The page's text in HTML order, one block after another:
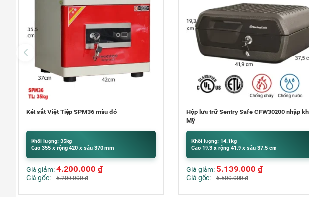
Hộp lưu trữ Sentry Safe CFW30200 nhập khẩu
Khối lượng: 14.1kg
Cao 19.3 x rộng 41.9 x sâu 37.5 cm
Giá giảm:5.139.000 ₫
Giá gốc: 6.500.000₫
Máy đếm tiền Hoshico 3100
Khối lượng: 3.85kg
Cao 320 x rộng 271 x sâu 190 mm
Giá giảm: 6.800.000 ₫
Giá gốc: 7.500.000₫